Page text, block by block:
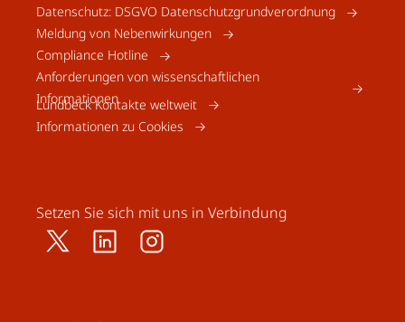
Datenschutz: DSGVO Datenschutzgrundverordnung
Meldung von Nebenwirkungen
Compliance Hotline
Anforderungen von wissenschaftlichen
Informationen
Lundbeck Kontakte weltweit
Informationen zu Cookies
Setzen Sie sich mit uns in Verbindung